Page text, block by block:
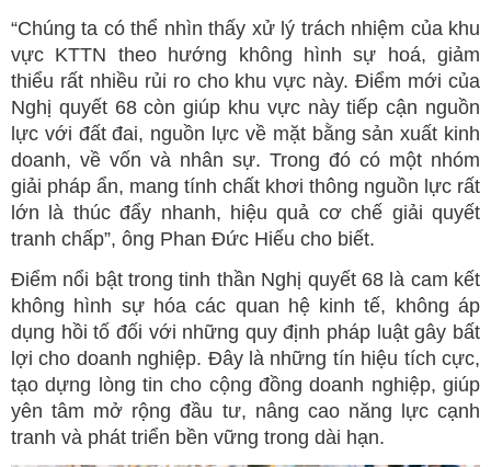
“Chúng ta có thể nhìn thấy xử lý trách nhiệm của khu
vực KTTN theo hướng không hình sự hoá, giảm
thiểu rất nhiều rủi ro cho khu vực này. Điểm mới của
Nghị quyết 68 còn giúp khu vực này tiếp cận nguồn
lực với đất đai, nguồn lực về mặt bằng sản xuất kinh
doanh, về vốn và nhân sự. Trong đó có một nhóm
giải pháp ẩn, mang tính chất khơi thông nguồn lực rất
lớn là thúc đẩy nhanh, hiệu quả cơ chế giải quyết
tranh chấp”, ông Phan Đức Hiếu cho biết.
Điểm nổi bật trong tinh thần Nghị quyết 68 là cam kết
không hình sự hóa các quan hệ kinh tế, không áp
dụng hồi tố đối với những quy định pháp luật gây bất
lợi cho doanh nghiệp. Đây là những tín hiệu tích cực,
tạo dựng lòng tin cho cộng đồng doanh nghiệp, giúp
yên tâm mở rộng đầu tư, nâng cao năng lực cạnh
tranh và phát triển bền vững trong dài hạn.